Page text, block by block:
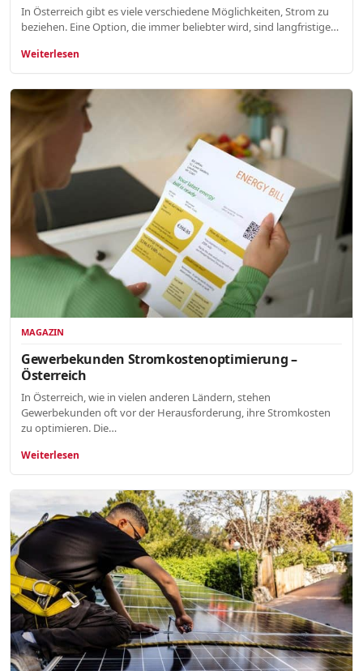
In Österreich gibt es viele verschiedene Möglichkeiten, Strom zu
beziehen. Eine Option, die immer beliebter wird, sind langfristige…
Weiterlesen
MAGAZIN
Gewerbekunden Stromkostenoptimierung –
Österreich
In Österreich, wie in vielen anderen Ländern, stehen
Gewerbekunden oft vor der Herausforderung, ihre Stromkosten
zu optimieren. Die…
Weiterlesen